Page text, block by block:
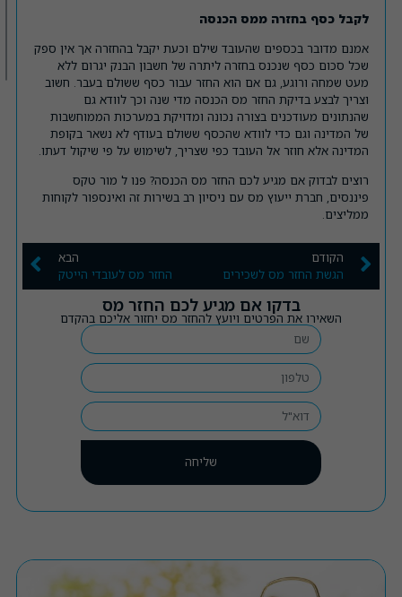
לקבל כסף בחזרה ממס הכנסה
אמנם מדובר בכספים שהעובד שילם וכעת יקבל בהחזרה אך אין ספק
שכל סכום כסף שנכנס בחזרה ליתרה של חשבון הבנק יגרום ללא
מעט שמחה ורוגע, גם אם הוא החזר עבור כסף ששולם בעבר. חשוב
וצריך לבצע בדיקת החזר מס הכנסה מדי שנה וכך לוודא גם
שהנתונים מעודכנים בצורה נכונה ומדויקת במערכות הממוחשבות
של המדינה וגם כדי לוודא שהכסף ששולם בעודף לא נשאר בקופת
המדינה אלא חוזר אל העובד כפי שצריך, לשימוש על פי שיקול דעתו.
רוצים לבדוק אם מגיע לכם החזר מס הכנסה? פנו ל מור טקס
פיננסים, חברת ייעוץ מס עם ניסיון רב בשירות זה ואינספור לקוחות
ממליצים.
הקודם
הגשת החזר מס לשכירים
הבא
החזר מס לעובדי הייטק
בדקו אם מגיע לכם החזר מס
השאירו את הפרטים ויועץ להחזר מס יחזור אליכם בהקדם
שליחה